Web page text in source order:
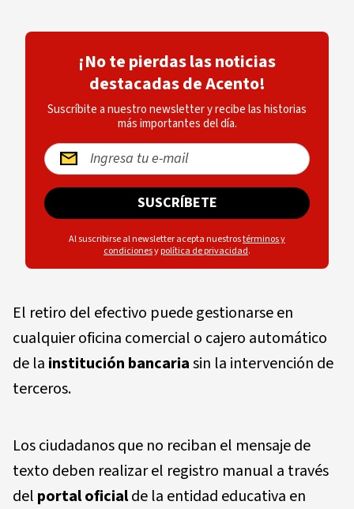
¡No te pierdas las noticias
destacadas de Acento!
Suscríbite a nuestro newsletter y recibe las historias
más importantes del día.
SUSCRÍBETE
Al suscribirse al newsletter acepta nuestrostérminos y
condicionesypolítica de privacidad.
El retiro del efectivo puede gestionarse en
cualquier oficina comercial o cajero automático
de la institución bancariasin la intervención de
terceros.
Los ciudadanos que no reciban el mensaje de
texto deben realizar el registro manual a través
del portal oficialde la entidad educativa en